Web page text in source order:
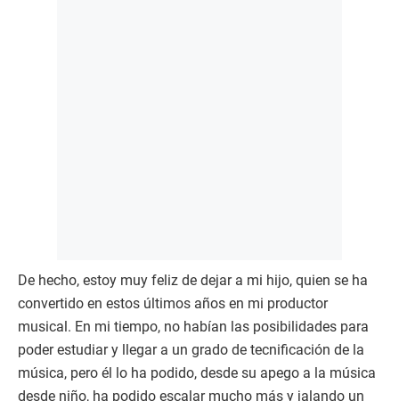
De hecho, estoy muy feliz de dejar a mi hijo, quien se ha
convertido en estos últimos años en mi productor
musical. En mi tiempo, no habían las posibilidades para
poder estudiar y llegar a un grado de tecnificación de la
música, pero él lo ha podido, desde su apego a la música
desde niño, ha podido escalar mucho más y jalando un